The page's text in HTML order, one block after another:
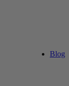
Blog